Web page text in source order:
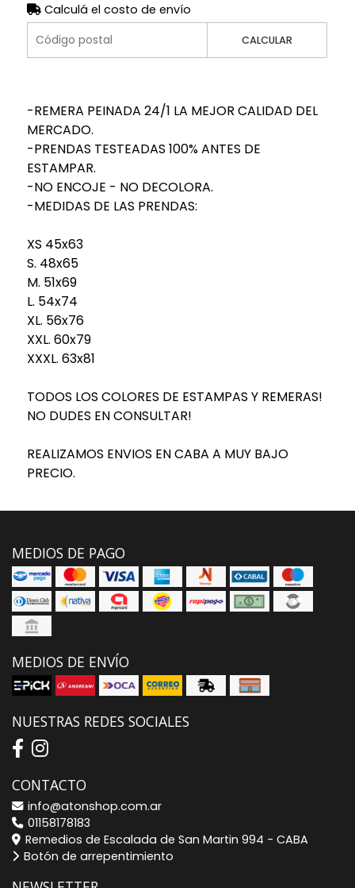
Calculá el costo de envío
CALCULAR
-REMERA PEINADA 24/1 LA MEJOR CALIDAD DEL
MERCADO.
-PRENDAS TESTEADAS 100% ANTES DE
ESTAMPAR.
-NO ENCOJE - NO DECOLORA.
-MEDIDAS DE LAS PRENDAS:
XS 45x63
S. 48x65
M. 51x69
L. 54x74
XL. 56x76
XXL. 60x79
XXXL. 63x81
TODOS LOS COLORES DE ESTAMPAS Y REMERAS!
NO DUDES EN CONSULTAR!
REALIZAMOS ENVIOS EN CABA A MUY BAJO
PRECIO.
MEDIOS DE PAGO
MEDIOS DE ENVÍO
NUESTRAS REDES SOCIALES
CONTACTO
info@atonshop.com.ar
01158178183
Remedios de Escalada de San Martin 994 - CABA
Botón de arrepentimiento